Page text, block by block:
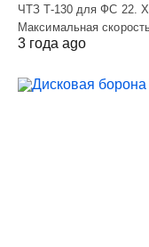
ЧТЗ T-130 для ФС 22.
Макcимальная
3 года ago